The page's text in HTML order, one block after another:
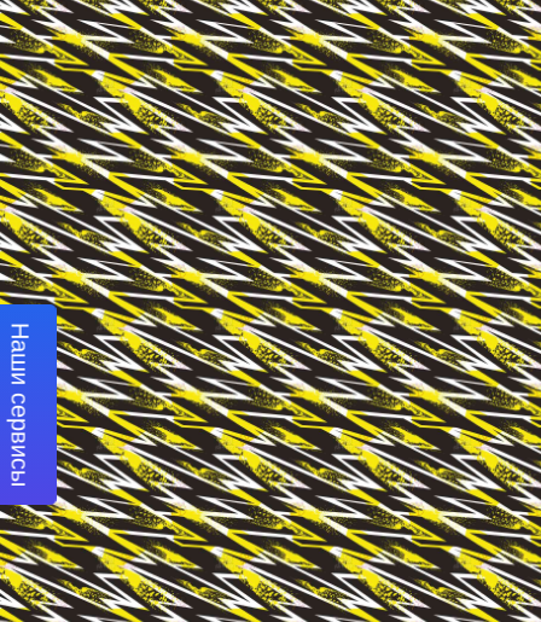
Наши сервисы